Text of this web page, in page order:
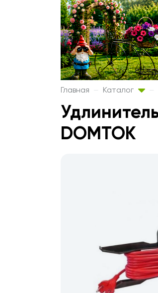
Главная Каталог
DOMTOK